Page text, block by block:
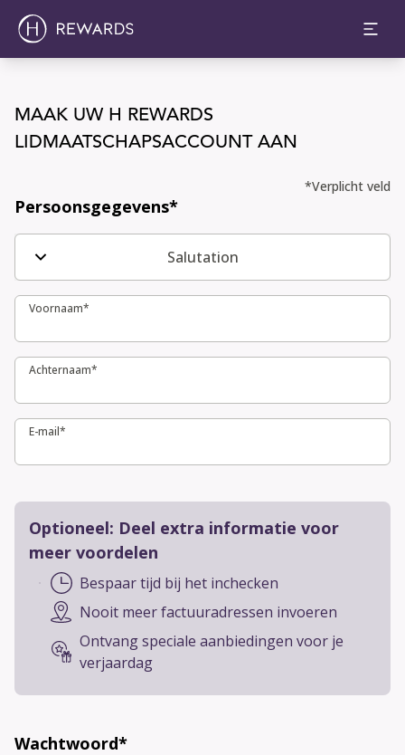
MAAK UW H REWARDS
LIDMAATSCHAPSACCOUNT AAN
MAAK UW H REWARDS LIDMAATSCHAPSACCOUNT AAN
*Verplicht veld
Persoonsgegevens*
Salutation
Voornaam*
Voornaam*
Achternaam*
Achternaam*
E-mail*
E-mail*
Optioneel: Deel extra informatie voor
meer voordelen
Bespaar tijd bij het inchecken
Nooit meer factuuradressen invoeren
Ontvang speciale aanbiedingen voor je
verjaardag
Wachtwoord*